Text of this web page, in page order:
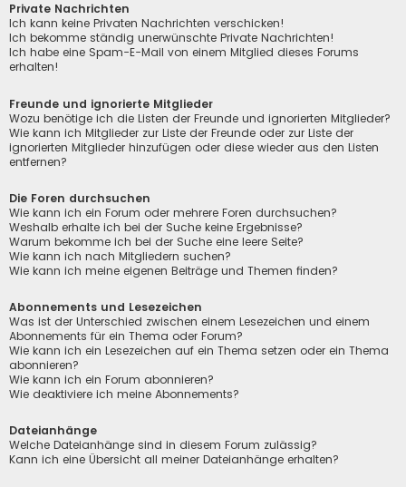
Private Nachrichten
Ich kann keine Privaten Nachrichten verschicken!
Ich bekomme ständig unerwünschte Private Nachrichten!
Ich habe eine Spam-E-Mail von einem Mitglied dieses Forums
erhalten!
Freunde und ignorierte Mitglieder
Wozu benötige ich die Listen der Freunde und ignorierten Mitglieder?
Wie kann ich Mitglieder zur Liste der Freunde oder zur Liste der
ignorierten Mitglieder hinzufügen oder diese wieder aus den Listen
entfernen?
Die Foren durchsuchen
Wie kann ich ein Forum oder mehrere Foren durchsuchen?
Weshalb erhalte ich bei der Suche keine Ergebnisse?
Warum bekomme ich bei der Suche eine leere Seite?
Wie kann ich nach Mitgliedern suchen?
Wie kann ich meine eigenen Beiträge und Themen finden?
Abonnements und Lesezeichen
Was ist der Unterschied zwischen einem Lesezeichen und einem
Abonnements für ein Thema oder Forum?
Wie kann ich ein Lesezeichen auf ein Thema setzen oder ein Thema
abonnieren?
Wie kann ich ein Forum abonnieren?
Wie deaktiviere ich meine Abonnements?
Dateianhänge
Welche Dateianhänge sind in diesem Forum zulässig?
Kann ich eine Übersicht all meiner Dateianhänge erhalten?